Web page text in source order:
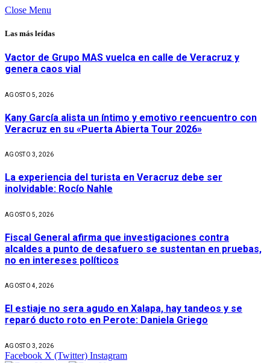
Close Menu
Las más leídas
Vactor de Grupo MAS vuelca en calle de Veracruz y
genera caos vial
AGOSTO 5, 2026
Kany García alista un íntimo y emotivo reencuentro con
Veracruz en su «Puerta Abierta Tour 2026»
AGOSTO 3, 2026
La experiencia del turista en Veracruz debe ser
inolvidable: Rocío Nahle
AGOSTO 5, 2026
Fiscal General afirma que investigaciones contra
alcaldes a punto de desafuero se sustentan en pruebas,
no en intereses políticos
AGOSTO 4, 2026
El estiaje no sera agudo en Xalapa, hay tandeos y se
reparó ducto roto en Perote: Daniela Griego
AGOSTO 3, 2026
Facebook X (Twitter) Instagram